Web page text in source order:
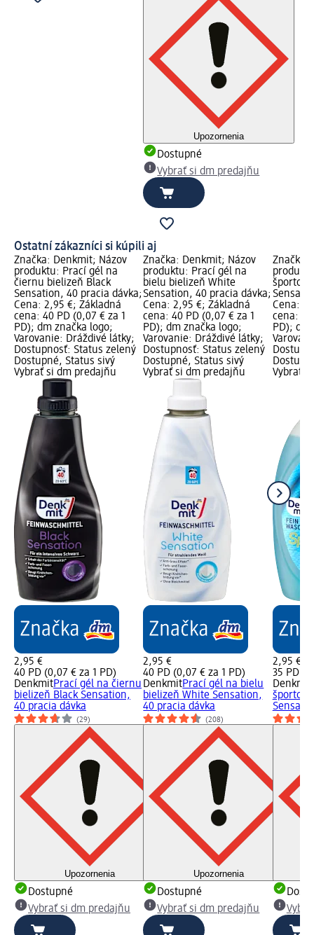
Upozornenia
Dostupné
Vybrať si dm predajňu
Ostatní zákazníci si kúpili aj
Značka: Denkmit; Názov
produktu: Prací gél na
čiernu bielizeň Black
Sensation, 40 pracia dávka;
Cena: 2,95 €; Základná
cena: 40 PD (0,07 € za 1
PD); dm značka logo;
Varovanie: Dráždivé látky;
Dostupnosť: Status zelený
Dostupné, Status sivý
Vybrať si dm predajňu
2,95 €
40 PD (0,07 € za 1 PD)
DenkmitPrací gél na čiernu
bielizeň Black Sensation,
40 pracia dávka
(29)
Upozornenia
Dostupné
Vybrať si dm predajňu
Značka: Denkmit; Názov
produktu: Prací gél na
bielu bielizeň White
Sensation, 40 pracia dávka;
Cena: 2,95 €; Základná
cena: 40 PD (0,07 € za 1
PD); dm značka logo;
Varovanie: Dráždivé látky;
Dostupnosť: Status zelený
Dostupné, Status sivý
Vybrať si dm predajňu
2,95 €
40 PD (0,07 € za 1 PD)
DenkmitPrací gél na bielu
bielizeň White Sensation,
40 pracia dávka
(208)
Upozornenia
Dostupné
Vybrať si dm predajňu
Značka:
Cena:
cena: 35
PD); dm
Vybrať
2,95 €
35 PD
Denkmit